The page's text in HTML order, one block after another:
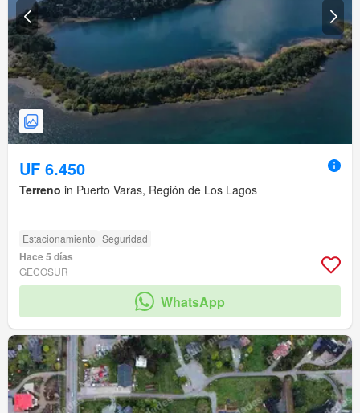
UF 6.450
Terreno in Puerto Varas, Región de Los Lagos
Estacionamiento Seguridad
Hace 5 días
GECOSUR
WhatsApp